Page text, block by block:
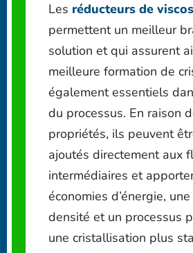
Les réducteurs de
permettent un meilleur
solution et qui assurent
meilleure formation de
également essentiels
du processus. En raison
propriétés, ils peuvent
ajoutés directement aux
intermédiaires et
économies d’énergie,
densité et un processus
une cristallisation plus